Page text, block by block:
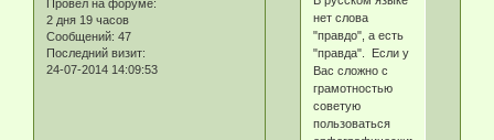
Провел на форуме:
2 дня 19 часов
Сообщений: 47
Последний визит:
24-07-2014 14:09:53
нет слова
"правдо", а есть
"правда". Если у
Вас сложно с
грамотностью
советую
пользоваться